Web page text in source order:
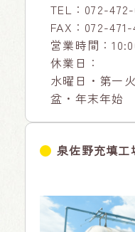
TEL： 072-
FAX：072-471-
営業時間：
休業日：
水曜日・第一
盆・年末年始
泉佐野充填工